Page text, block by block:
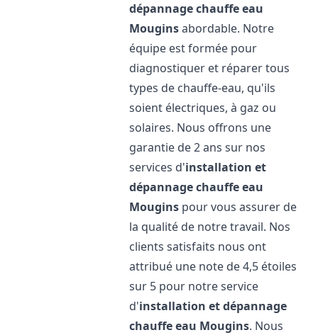
dépannage chauffe eau
Mouginsabordable. Notre
équipe est formée pour
diagnostiquer et réparer tous
types de chauffe-eau, qu'ils
soient électriques, à gaz ou
solaires. Nous offrons une
garantie de 2 ans sur nos
services d'installation et
dépannage chauffe eau
Mougins pour vous assurer de
la qualité de notre travail. Nos
clients satisfaits nous ont
attribué une note de 4,5 étoiles
sur 5 pour notre service
d'installation et dépannage
chauffe eau Mougins. Nous